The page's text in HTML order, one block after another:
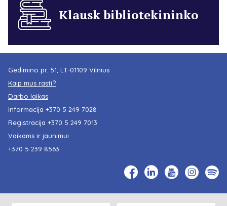
Klausk bibliotekininko
Gedimino pr. 51, LT-01109 Vilnius
Kaip mus rasti?
Darbo laikas
Informacija +370 5 249 7028
Registracija +370 5 249 7013
Vaikams ir jaunimui
+370 5 239 8563